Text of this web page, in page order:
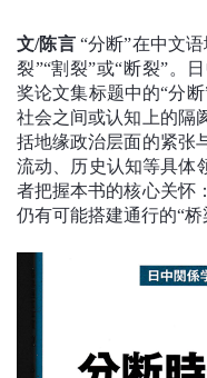
文/陈言 “分断”在中文
裂”“割裂”或“断裂”。
奖论文集标题中的“分
社会之间或认知上的隔
括地缘政治层面的紧张
流动、历史认知等具体
者把握本书的核心关怀
仍有可能搭建通行的“桥